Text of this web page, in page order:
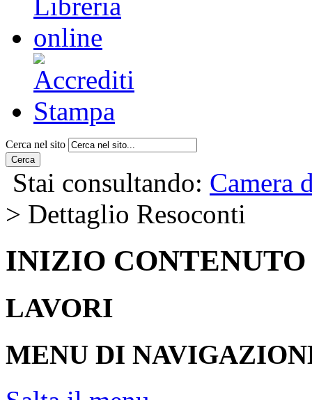
Cerca nel sito
Stai consultando:
INIZIO CONTENUTO